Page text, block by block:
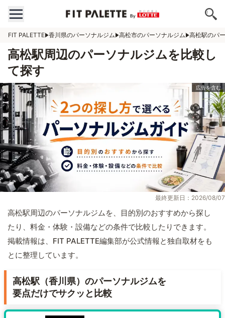
FIT PALETTE 香川県のパーソナルジム 高松市のパーソナルジム 高松駅のパ
高松駅周辺のパーソナルジムを比較し
て探す
最終更新日：2026/08/07
高松駅周辺のパーソナルジムを、目的別のおすすめから探し
たり、料金・体験・設備などの条件で比較したりできます。
掲載情報は、FIT PALETTE編集部が公式情報と独自取材をも
とに整理しています。
高松駅（香川県）のパーソナルジムを
要点だけでサクッと比較